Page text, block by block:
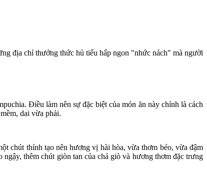
địa chỉ thưởng thức hủ tiếu hấp ngon "nhức nách" mà người
Điều làm nên sự đặc biệt của món ăn này chính là cách
dai vừa phải.
chút thính tạo nên hương vị hài hòa, vừa thơm béo, vừa đậm
thêm chút giòn tan của chả giò và hương thơm đặc trưng